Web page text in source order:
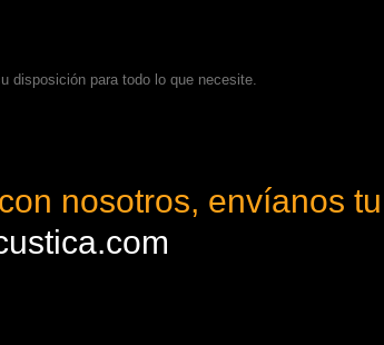
disposición para todo lo que necesite.
nosotros, envíanos tu